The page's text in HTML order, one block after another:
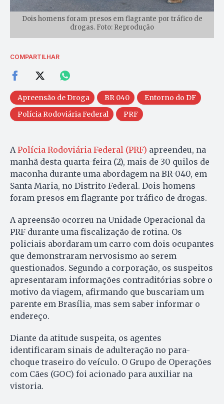
Dois homens foram presos em flagrante por tráfico de
drogas. Foto: Reprodução
COMPARTILHAR
Apreensão de Droga BR 040
Entorno do DF
Polícia Rodoviária Federal
PRF
APolícia Rodoviária Federal (PRF) apreendeu, na
manhã desta quarta-feira (2), mais de 30 quilos de
maconha durante uma abordagem na BR-040, em
Santa Maria, no Distrito Federal. Dois homens
foram presos em flagrante por tráfico de drogas.
A apreensão ocorreu na Unidade Operacional da
PRF durante uma fiscalização de rotina. Os
policiais abordaram um carro com dois ocupantes
que demonstraram nervosismo ao serem
questionados. Segundo a corporação, os suspeitos
apresentaram informações contraditórias sobre o
motivo da viagem, afirmando que buscariam um
parente em Brasília, mas sem saber informar o
endereço.
Diante da atitude suspeita, os agentes
identificaram sinais de adulteração no para-
choque traseiro do veículo. O Grupo de Operações
com Cães (GOC) foi acionado para auxiliar na
vistoria.